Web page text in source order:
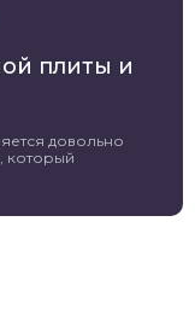
плиты и
довольно
который